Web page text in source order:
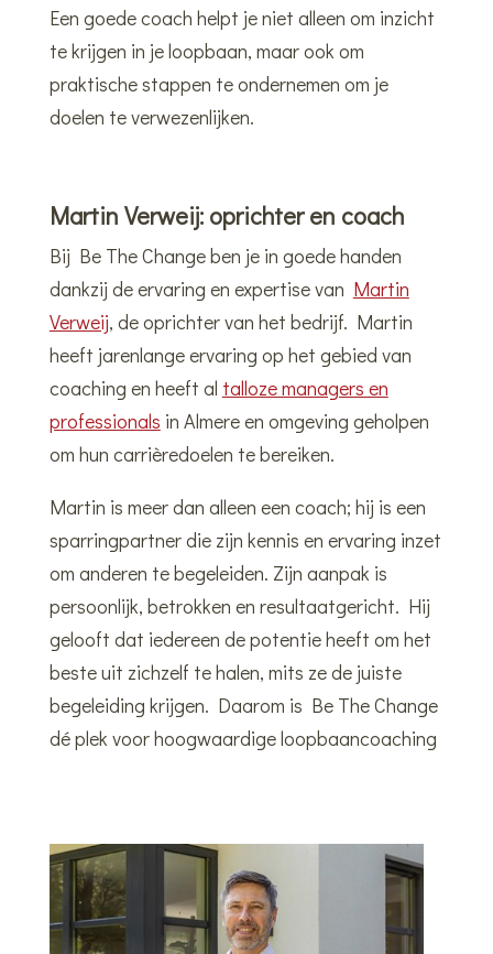
Een goede coach helpt je niet alleen om inzicht
te krijgen in je loopbaan, maar ook om
praktische stappen te ondernemen om je
doelen te verwezenlijken.
Martin Verweij: oprichter en coach
Bij Be The Change ben je in goede handen
dankzij de ervaring en expertise van Martin
Verweij, de oprichter van het bedrijf. Martin
heeft jarenlange ervaring op het gebied van
coaching en heeft al talloze managers en
professionals in Almere en omgeving geholpen
om hun carrièredoelen te bereiken.
Martin is meer dan alleen een coach; hij is een
sparringpartner die zijn kennis en ervaring inzet
om anderen te begeleiden. Zijn aanpak is
persoonlijk, betrokken en resultaatgericht. Hij
gelooft dat iedereen de potentie heeft om het
beste uit zichzelf te halen, mits ze de juiste
begeleiding krijgen. Daarom is Be The Change
dé plek voor hoogwaardige loopbaancoaching